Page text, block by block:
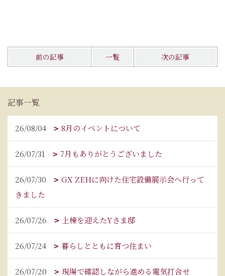
前の記事 一覧 次の記事
記事一覧
26/08/04 8月のイベントについて
26/07/31 7月もありがとうございました
26/07/30
GX ZEHに向けた住宅設備展示会へ行って
きました
26/07/26 上棟を迎えたYさま邸
26/07/24 暮らしとともに育つ住まい
26/07/20 現場で確認しながら進める電気打合せ